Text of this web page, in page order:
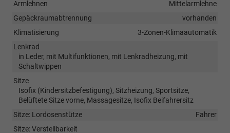
Armlehnen
Mittelarmlehne
Gepäckraumabtrennung
vorhanden
Klimatisierung
3-Zonen-Klimaautomatik
Lenkrad
in Leder, mit Multifunktionen, mit Lenkradheizung, mit
Schaltwippen
Sitze
Isofix (Kindersitzbefestigung), Sitzheizung, Sportsitze,
Belüftete Sitze vorne, Massagesitze, Isofix Beifahrersitz
Sitze: Lordosenstütze
Fahrer
Sitze: Verstellbarkeit